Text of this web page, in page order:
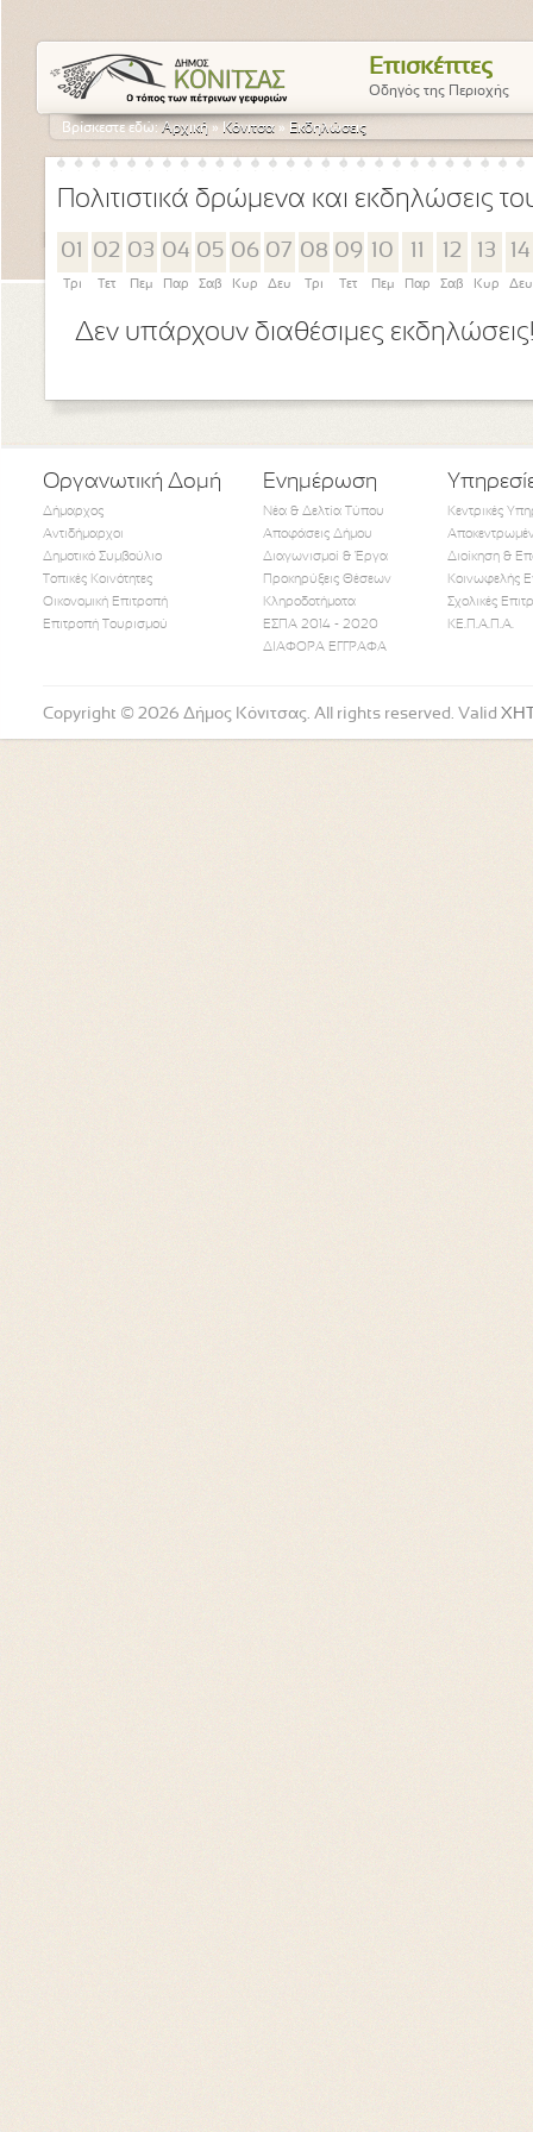
Επισκέπτες
Οδηγός της Περιοχής
Βρίσκεστε εδώ:Αρχική » Κόνιτσα » Εκδηλώσεις
Πολιτιστικά δρώμενα και εκδηλώσεις
01
Τρι
02
Τετ
03
Πεμ
04
Παρ
05
Σαβ
06
Κυρ
07
Δευ
08
Τρι
09
Τετ
10
Πεμ Παρ
12
Σαβ
13
Κυρ
14
Δευ
Δεν υπάρχουν διαθέσιμες
Οργανωτική Δομή
Δήμαρχος
Αντιδήμαρχοι
Δημοτικό Συμβούλιο
Τοπικές Κοινότητες
Οικονομική Επιτροπή
Επιτροπή Τουρισμού
Ενημέρωση
Νέα & Δελτία Τύπου
Αποφάσεις Δήμου
Διαγωνισμοί & Έργα
Προκηρύξεις Θέσεων
Κληροδοτήματα
ΕΣΠΑ 2014 - 2020
ΔΙΑΦΟΡΑ ΕΓΓΡΑΦΑ
Κεντρικές
Διοίκηση &
Κοινωφελής
Σχολικές
ΚΕ.Π.Α.Π.Α.
Follow Us
Copyright © 2026 Δήμος Κόνιτσας. All rights reserved. Valid